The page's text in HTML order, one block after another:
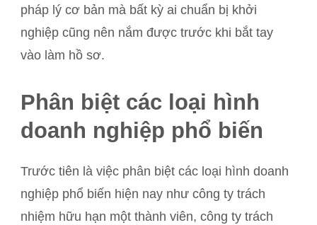
pháp lý cơ bản mà bất kỳ ai chuẩn bị khởi
nghiệp cũng nên nắm được trước khi bắt tay
vào làm hồ sơ.
Phân biệt các loại hình
doanh nghiệp phổ biến
Trước tiên là việc phân biệt các loại hình doanh
nghiệp phổ biến hiện nay như công ty trách
nhiệm hữu hạn một thành viên, công ty trách